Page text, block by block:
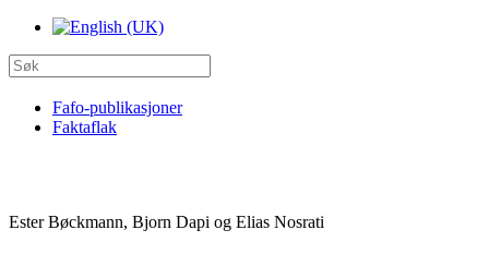
Fafo-publikasjoner
Faktaflak
Ester Bøckmann, Bjorn Dapi og Elias Nosrati